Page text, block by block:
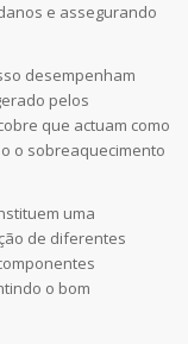
e assegurando
desempenham
pelos
que actuam como
o sobreaquecimento
uma
de diferentes
o bom